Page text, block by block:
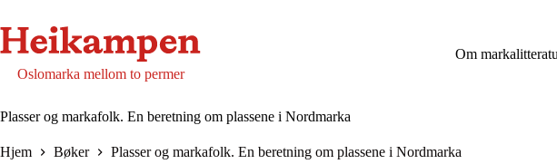
innholdet
Oslomarka mellom to permer
Om
Plasser og markafolk. En beretning om plassene i Nordmarka
Hjem Bøker Plasser og markafolk. En beretning om plassene i Nordmarka